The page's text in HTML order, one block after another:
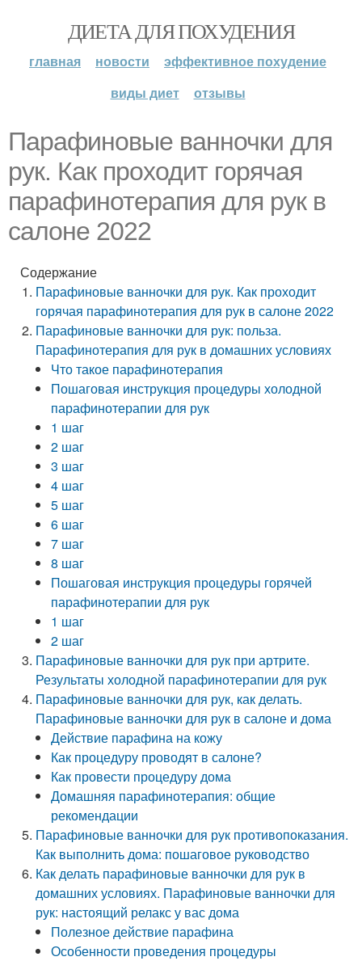
ДИЕТА ДЛЯ ПОХУДЕНИЯ
главная новости
эффективное похудение
виды диет
отзывы
Парафиновые ванночки для
рук. Как проходит горячая
парафинотерапия для рук в
салоне 2022
Содержание
Парафиновые ванночки для рук. Как проходит
горячая парафинотерапия для рук в салоне 2022
Парафиновые ванночки для рук: польза.
Парафинотерапия для рук в домашних условиях
Что такое парафинотерапия
Пошаговая инструкция процедуры холодной
парафинотерапии для рук
1 шаг
2 шаг
3 шаг
4 шаг
5 шаг
6 шаг
7 шаг
8 шаг
Пошаговая инструкция процедуры горячей
парафинотерапии для рук
1 шаг
2 шаг
Парафиновые ванночки для рук при артрите.
Результаты холодной парафинотерапии для рук
Парафиновые ванночки для рук, как делать.
Парафиновые ванночки для рук в салоне и дома
Действие парафина на кожу
Как процедуру проводят в салоне?
Как провести процедуру дома
Домашняя парафинотерапия: общие
рекомендации
Парафиновые ванночки для рук противопоказания.
Как выполнить дома: пошаговое руководство
Как делать парафиновые ванночки для рук в
домашних условиях. Парафиновые ванночки для
рук: настоящий релакс у вас дома
Полезное действие парафина
Особенности проведения процедуры